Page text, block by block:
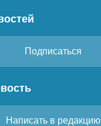
Подписаться
Написать в редакцию